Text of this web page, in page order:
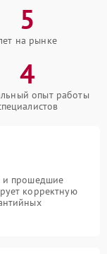
5
на рынке
4
опыт работы
и прошедшие
корректную